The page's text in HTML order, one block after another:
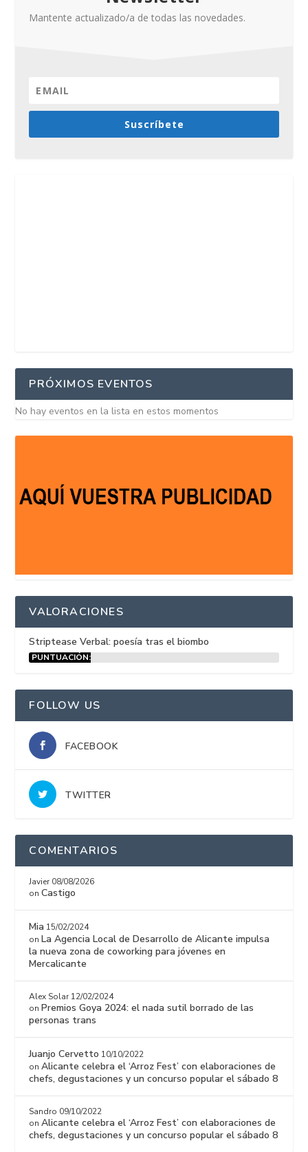
Mantente actualizado/a de todas las novedades.
Suscríbete
PRÓXIMOS EVENTOS
No hay eventos en la lista en estos momentos
VALORACIONES
Striptease Verbal: poesía tras el biombo
PUNTUACIÓN:
FOLLOW US
FACEBOOK
TWITTER
COMENTARIOS
Javier 08/08/2026
onCastigo
Mia 15/02/2024
on La Agencia Local de Desarrollo de Alicante impulsa
la nueva zona de coworking para jóvenes en
Mercalicante
Alex Solar 12/02/2024
on Premios Goya 2024: el nada sutil borrado de las
personas trans
Juanjo Cervetto 10/10/2022
onAlicante celebra el ‘Arroz Fest’ con elaboraciones de
chefs, degustaciones y un concurso popular el sábado 8
Sandro 09/10/2022
onAlicante celebra el ‘Arroz Fest’ con elaboraciones de
chefs, degustaciones y un concurso popular el sábado 8